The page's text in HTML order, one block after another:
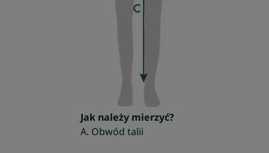
Jak należy mierzyć?
A. Obwód talii